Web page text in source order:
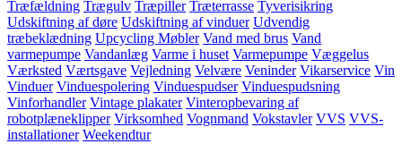
Træfældning Trægulv Træpiller Træterrasse Tyverisikring
Udskiftning af døre Udskiftning af vinduer Udvendig
træbeklædning Upcycling Møbler Vand med brus Vand
varmepumpe Vandanlæg Varme i huset Varmepumpe Væggelus
Værksted Værtsgave Vejledning Velvære Veninder Vikarservice Vin
Vinduer Vinduespolering Vinduespudser Vinduespudsning
Vinforhandler Vintage plakater Vinteropbevaring af
robotplæneklipper Virksomhed Vognmand Vokstavler VVS VVS-
installationer Weekendtur